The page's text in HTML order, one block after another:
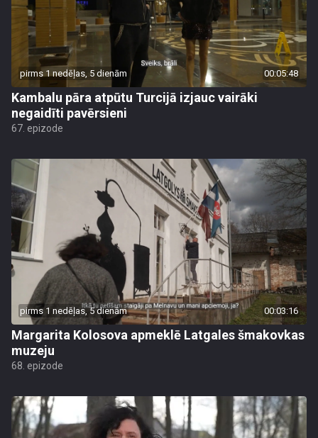
pirms 1 nedēļas, 5 dienām 00:05:48
Kambalu pāra atpūtu Turcijā izjauc vairāki
negaidīti pavērsieni
67. epizode
pirms 1 nedēļas, 5 dienām 00:03:16
Margarita Kolosova apmeklē Latgales šmakovkas
muzeju
68. epizode